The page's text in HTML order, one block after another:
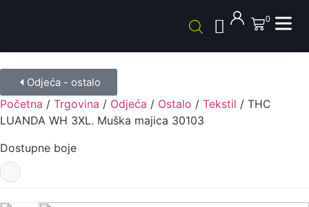
0
Odjeća - ostalo
Početna / Trgovina / Odjeća / Ostalo / Tekstil / THC
LUANDA WH 3XL. Muška majica 30103
Dostupne boje